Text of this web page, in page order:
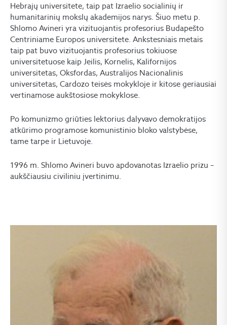
Hebrajų universitete, taip pat Izraelio socialinių ir
humanitarinių mokslų akademijos narys. Šiuo metu p.
Shlomo Avineri yra vizituojantis profesorius Budapešto
Centriniame Europos universitete. Ankstesniais metais
taip pat buvo vizituojantis profesorius tokiuose
universitetuose kaip Jeilis, Kornelis, Kalifornijos
universitetas, Oksfordas, Australijos Nacionalinis
universitetas, Cardozo teisės mokykloje ir kitose geriausiai
vertinamose aukštosiose mokyklose.
Po komunizmo griūties lektorius dalyvavo demokratijos
atkūrimo programose komunistinio bloko valstybėse,
tame tarpe ir Lietuvoje.
1996 m. Shlomo Avineri buvo apdovanotas Izraelio prizu –
aukščiausiu civiliniu įvertinimu.